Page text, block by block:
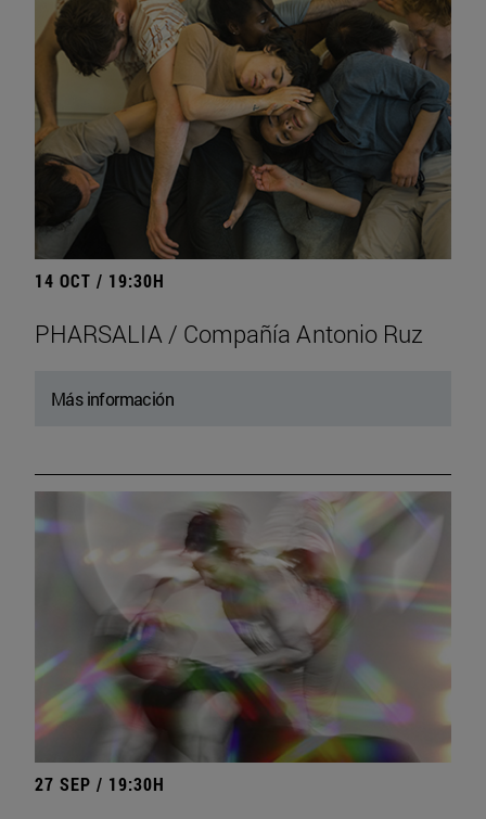
14 OCT / 19:30H
PHARSALIA / Compañía Antonio Ruz
Más información
27 SEP / 19:30H